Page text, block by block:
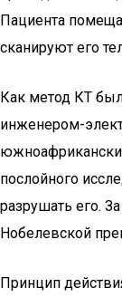
Пациента
сканируют его
Как метод КТ
инженером-
послойного
разрушать его.
Нобелевской
Принцип